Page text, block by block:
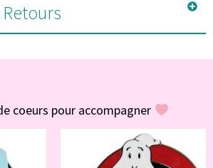
coeurs pour accompagner